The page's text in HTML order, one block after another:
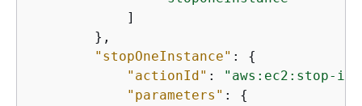
            ]
        },
"stopOneInstance" : {
"actionId" :
"aws:ec2:stop-
"parameters" : {